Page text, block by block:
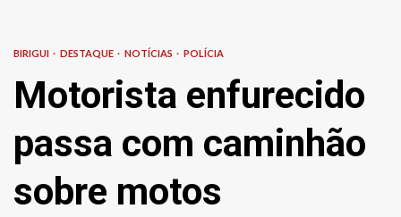
BIRIGUI DESTAQUE NOTÍCIAS POLÍCIA
Motorista enfurecido
passa com caminhão
sobre motos